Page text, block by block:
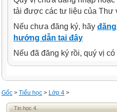
tải được các tư liệu của Thư
Nếu chưa đăng ký, hãy
hướng dẫn tại đây
Nếu đã đăng ký rồi, quý vị
Gốc > Tiểu học > Lớp 4 >
Tin học 4.